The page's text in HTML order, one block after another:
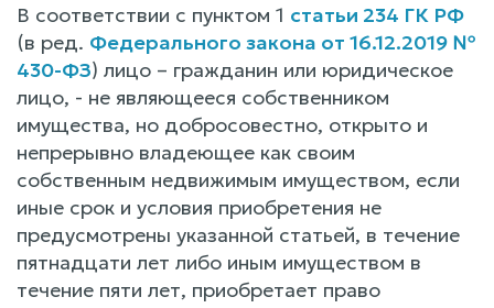
В соответствии с пунктом 1 статьи 234 ГК РФ
(в ред. Федерального закона от 16.12.2019 №
430-ФЗ) лицо – гражданин или юридическое
лицо, - не являющееся собственником
имущества, но добросовестно, открыто и
непрерывно владеющее как своим
собственным недвижимым имуществом, если
иные срок и условия приобретения не
предусмотрены указанной статьей, в течение
пятнадцати лет либо иным имуществом в
течение пяти лет, приобретает право